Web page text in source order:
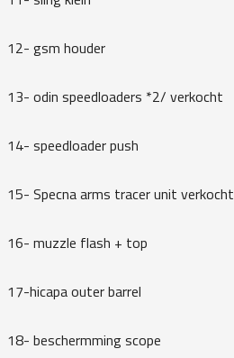
12- gsm houder
13- odin speedloaders *2/ verkocht
14- speedloader push
15- Specna arms tracer unit verkocht
16- muzzle flash + top
17-hicapa outer barrel
18- beschermming scope